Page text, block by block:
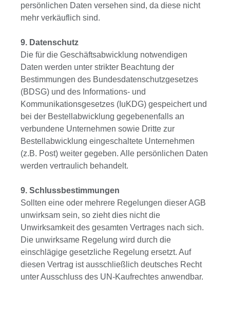
persönlichen Daten versehen sind, da diese nicht
mehr verkäuflich sind.
9. Datenschutz
Die für die Geschäftsabwicklung notwendigen
Daten werden unter strikter Beachtung der
Bestimmungen des Bundesdatenschutzgesetzes
(BDSG) und des Informations- und
Kommunikationsgesetzes (IuKDG) gespeichert und
bei der Bestellabwicklung gegebenenfalls an
verbundene Unternehmen sowie Dritte zur
Bestellabwicklung eingeschaltete Unternehmen
(z.B. Post) weiter gegeben. Alle persönlichen Daten
werden vertraulich behandelt.
9. Schlussbestimmungen
Sollten eine oder mehrere Regelungen dieser AGB
unwirksam sein, so zieht dies nicht die
Unwirksamkeit des gesamten Vertrages nach sich.
Die unwirksame Regelung wird durch die
einschlägige gesetzliche Regelung ersetzt. Auf
diesen Vertrag ist ausschließlich deutsches Recht
unter Ausschluss des UN-Kaufrechtes anwendbar.